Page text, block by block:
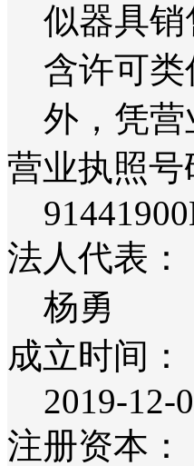
似器具
含许可
外，凭
营业执照号
法人代表：
杨勇
成立时间：
2019-12-
注册资本：